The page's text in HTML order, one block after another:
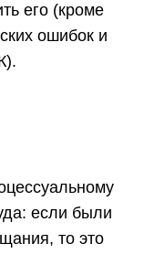
его (кроме
ошибок и
если были
то это